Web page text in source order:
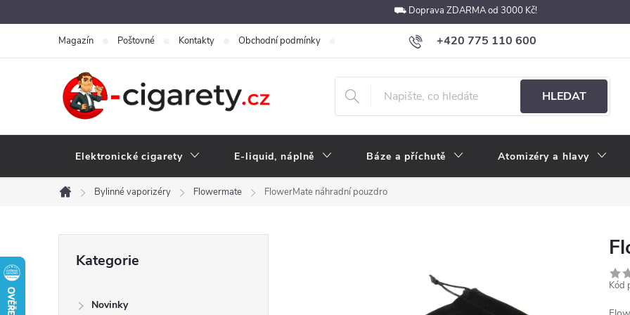
na
⛟ Doprava ZDARMA od 3000 Kč!
+420 775 110 600
obchod@e-cigarety.cz
Magazín Poštovné Kontakty Obchodní podmínky Podmínky ochrany osobních údajů Velkoobchod
HLEDAT
Elektronické cigarety E-liquid, náplně Báze a příchutě Atomizéry a hlavy
Domů
Bylinné vaporizéry Flowermate FlowerMate náhradní pouzdro
kategorie
Kategorie
Novinky
Kód